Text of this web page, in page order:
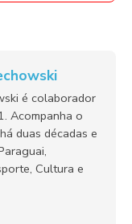
é colaborador
Acompanha o
duas décadas e
Cultura e